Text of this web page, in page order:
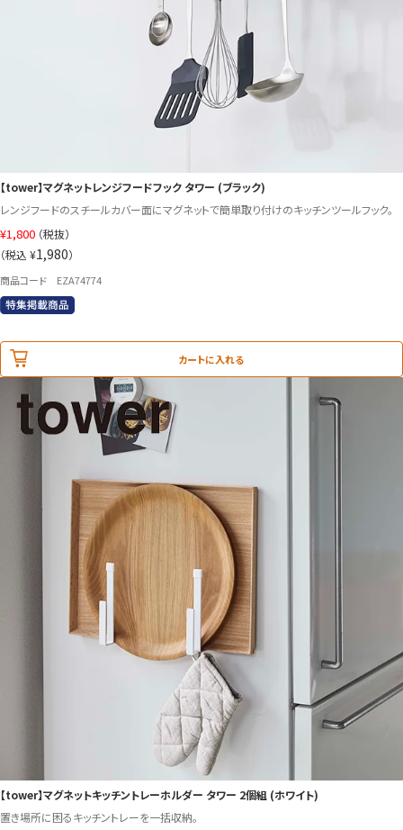
【tower】マグネットレンジフードフック タワー (ブラック)
レンジフードのスチールカバー面にマグネットで簡単取り付けのキッチンツールフック。
¥1,800 （税抜）
（税込 ¥1,980）
商品コード EZA74774
カートに入れる
【tower】マグネットキッチントレーホルダー タワー 2個組 (ホワイト)
置き場所に困るキッチントレーを一括収納。